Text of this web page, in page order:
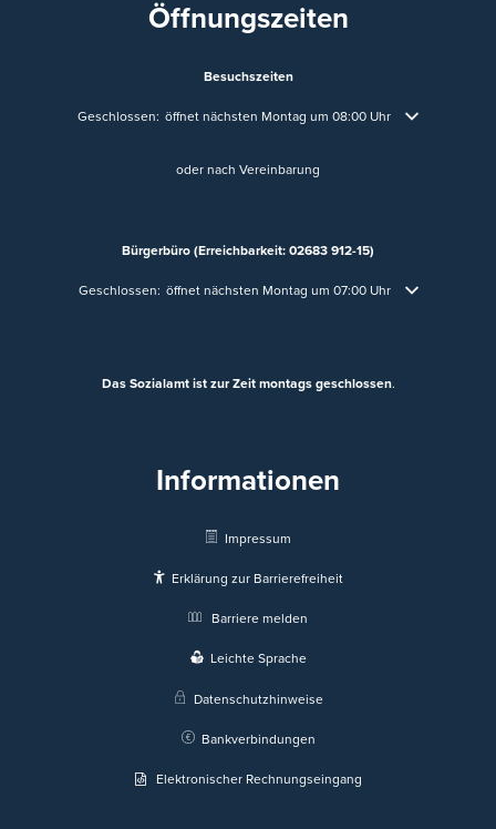
Öffnungszeiten
Besuchszeiten
Klicken, um weitere Öffnungs- oder Schließzeiten auszublenden
Geschlossen: öffnet nächsten Montag um 08:00 Uhr
oder nach Vereinbarung
Bürgerbüro (Erreichbarkeit: 02683 912-15)
Klicken, um weitere Öffnungs- oder Schließzeiten auszublenden
Geschlossen: öffnet nächsten Montag um 07:00 Uhr
Das Sozialamt ist zur Zeit montags geschlossen.
Informationen
Impressum
Erklärung zur Barrierefreiheit
Barriere melden
Leichte Sprache
Datenschutzhinweise
Bankverbindungen
Elektronischer Rechnungseingang